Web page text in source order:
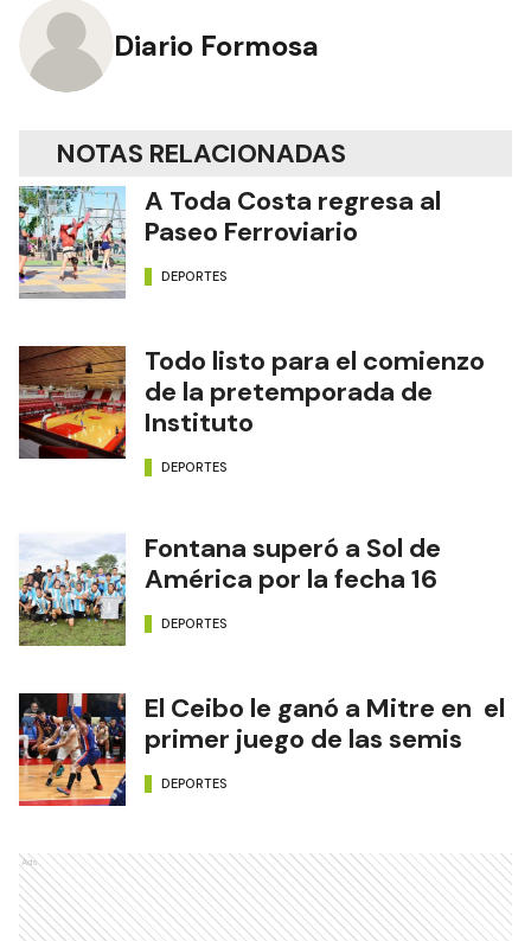
Diario Formosa
NOTAS RELACIONADAS
A Toda Costa regresa al
Paseo Ferroviario
DEPORTES
Todo listo para el comienzo
de la pretemporada de
Instituto
DEPORTES
Fontana superó a Sol de
América por la fecha 16
DEPORTES
El Ceibo le ganó a Mitre en el
primer juego de las semis
DEPORTES
Ads